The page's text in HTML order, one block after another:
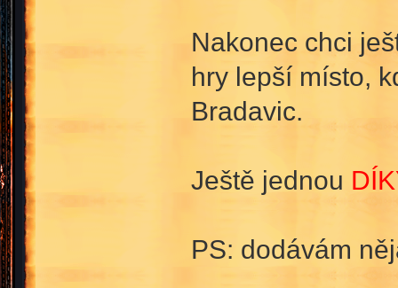
Nakonec chci
hry lepší místo,
Bradavic.
Ještě jednou
PS: dodávám